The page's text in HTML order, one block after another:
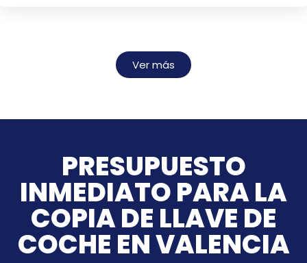
Ver más
PRESUPUESTO
INMEDIATO PARA LA
COPIA DE LLAVE DE
COCHE EN VALENCIA